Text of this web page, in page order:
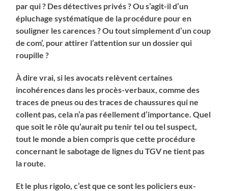
par qui ? Des détectives privés ? Ou s’agit-il d’un
épluchage systématique de la procédure pour en
souligner les carences ? Ou tout simplement d’un coup
de com’, pour attirer l’attention sur un dossier qui
roupille ?
À dire vrai, si les avocats relèvent certaines
incohérences dans les procès-verbaux, comme des
traces de pneus ou des traces de chaussures qui ne
collent pas, cela n’a pas réellement d’importance. Quel
que soit le rôle qu’aurait pu tenir tel ou tel suspect,
tout le monde a bien compris que cette procédure
concernant le sabotage de lignes du TGV ne tient pas
la route.
Et le plus rigolo, c’est que ce sont les policiers eux-